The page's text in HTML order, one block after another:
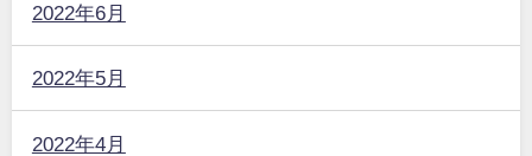
2022年6月
2022年5月
2022年4月